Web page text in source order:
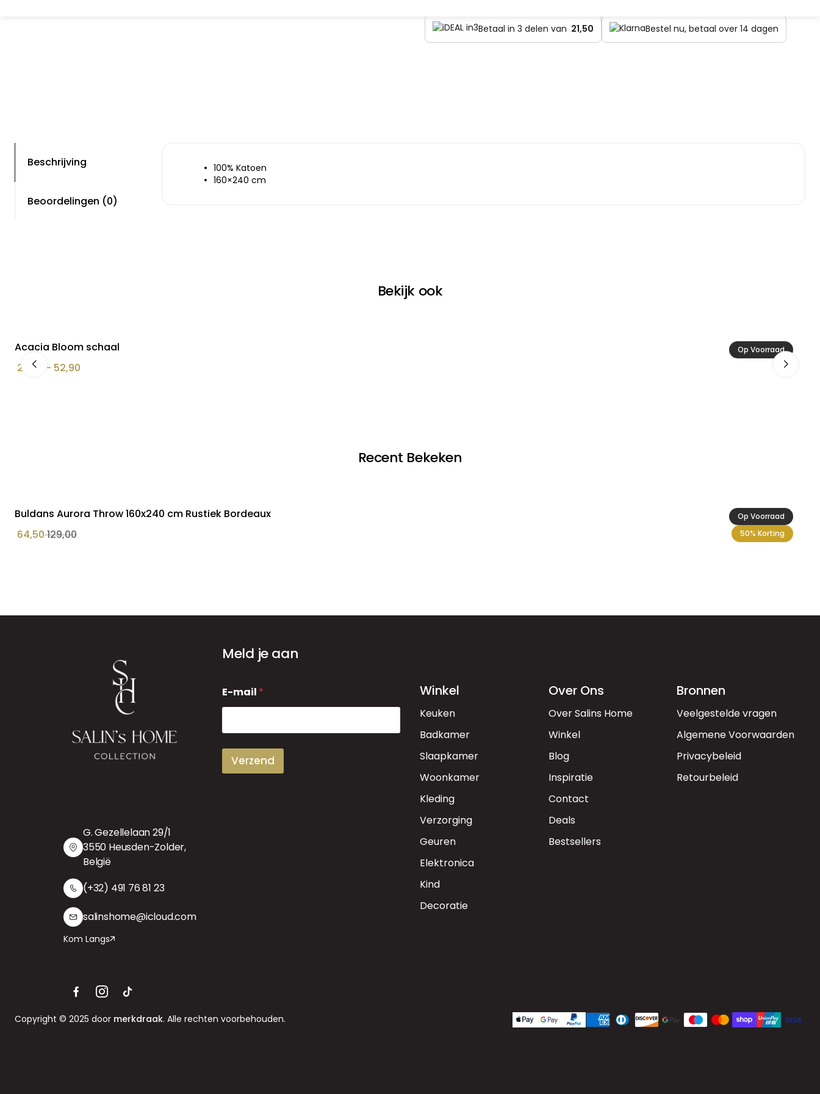
Betaal in 3 delen van 21,50 Bestel nu, betaal over 14 dagen
Beschrijving
Beoordelingen (0)
100% Katoen
160×240 cm
Bekijk ook
Op Voorraad
Acacia Bloom schaal
24,90
– 52,90
Prijsklasse:
Recent Bekeken
Op Voorraad
50% Korting
Buldans Aurora Throw 160x240 cm Rustiek Bordeaux
64,50129,00
G. Gezellelaan 29/1
3550 Heusden-Zolder,
België
(+32) 491 76 81 23
salinshome@icloud.com
Kom Langs
Meld je aan
-
m
i
E-mail *
Verzend
Winkel
Keuken
Badkamer
Slaapkamer
Woonkamer
Kleding
Verzorging
Geuren
Elektronica
Kind
Decoratie
Over Ons
Over Salins Home
Winkel
Blog
Inspiratie
Contact
Deals
Bestsellers
Bronnen
Veelgestelde vragen
Algemene Voorwaarden
Privacybeleid
Retourbeleid
Copyright © 2025 door merkdraak. Alle rechten voorbehouden.